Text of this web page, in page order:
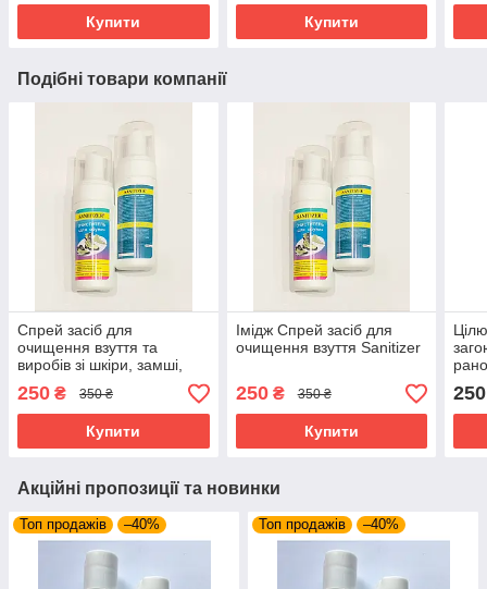
Купити Купити
Подібні товари компанії
Спрей засіб для
очищення взуття та
виробів зі шкіри, замші,
велюру, текстильних
матеріалів Sanitizer Імідж
250 ₴ 350 ₴
Купити
Імідж Спрей засіб для
очищення взуття Sanitizer
250₴ 350 ₴
Купити
для
250
Акційні пропозиції та новинки
Топ продажів –40% Топ продажів –40%